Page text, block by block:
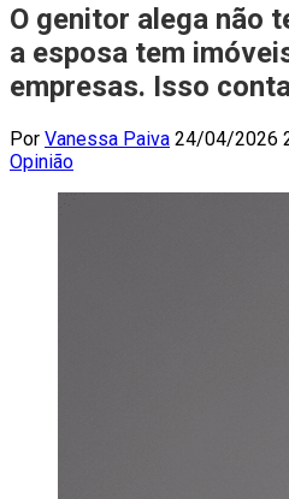
O genitor alega não
a esposa tem
empresas. Isso
Por Vanessa Paiva 24/04/2026
Opinião